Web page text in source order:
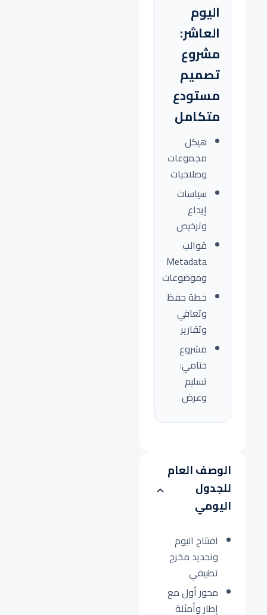
اليوم
العاشر:
مشروع
تصميم
مستودع
متكامل
هيكل
مجموعات
وصلاحيات
سياسات
إيداع
وترخيص
قوالب
Metadata
وموضوعات
خطة حفظ
وتعافي
وتقارير
مشروع
ختامي:
تسليم
وعرض
الوصف العام
للجدول
اليومي
افتتاح اليوم
وتحديد مخرج
تطبيقي
محور أول مع
إطار وأمثلة